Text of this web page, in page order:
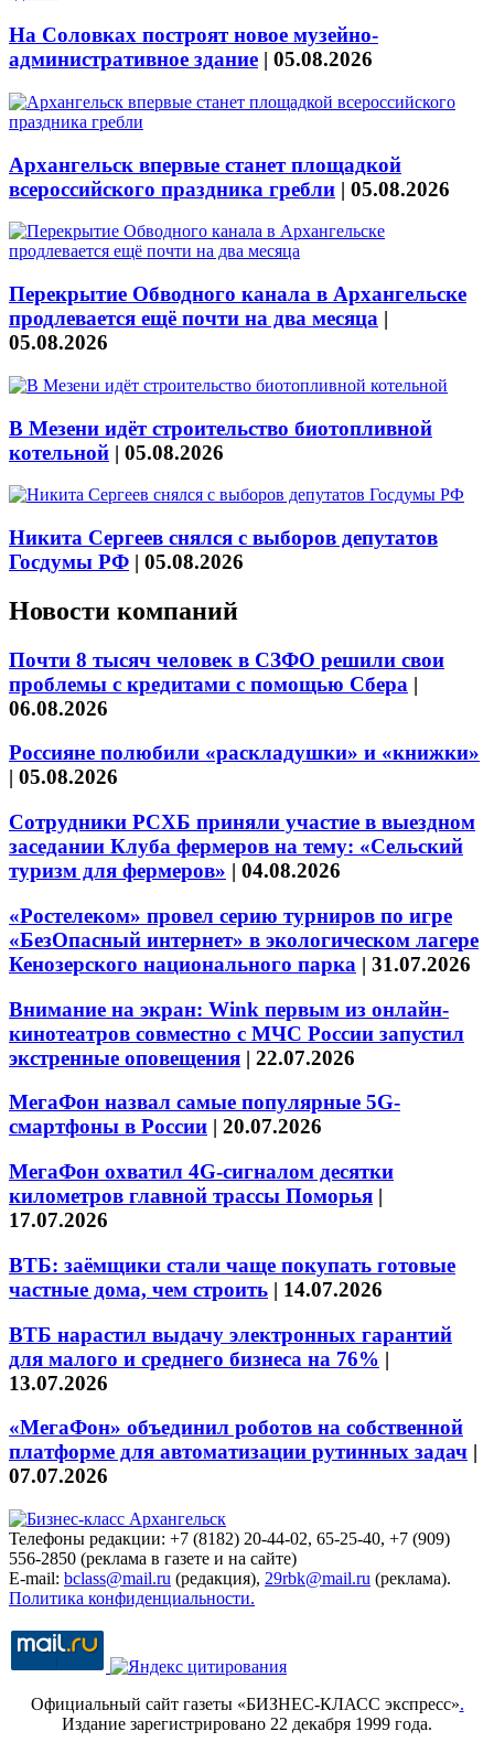
На Соловках построят новое музейно-
административное здание | 05.08.2026
Архангельск впервые станет площадкой
всероссийского праздника гребли | 05.08.2026
Перекрытие Обводного канала в Архангельске
продлевается ещё почти на два месяца |
05.08.2026
В Мезени идёт строительство биотопливной
котельной | 05.08.2026
Никита Сергеев снялся с выборов депутатов
Госдумы РФ | 05.08.2026
Новости компаний
Почти 8 тысяч человек в СЗФО решили свои
проблемы с кредитами с помощью Сбера |
06.08.2026
Россияне полюбили «раскладушки» и «книжки»
| 05.08.2026
Сотрудники РСХБ приняли участие в выездном
заседании Клуба фермеров на тему: «Сельский
туризм для фермеров» | 04.08.2026
«Ростелеком» провел серию турниров по игре
«БезОпасный интернет» в экологическом лагере
Кенозерского национального парка | 31.07.2026
Внимание на экран: Wink первым из онлайн-
кинотеатров совместно с МЧС России запустил
экстренные оповещения | 22.07.2026
МегаФон назвал самые популярные 5G-
смартфоны в России | 20.07.2026
МегаФон охватил 4G-сигналом десятки
километров главной трассы Поморья |
17.07.2026
ВТБ: заёмщики стали чаще покупать готовые
частные дома, чем строить | 14.07.2026
ВТБ нарастил выдачу электронных гарантий
для малого и среднего бизнеса на 76% |
13.07.2026
«МегаФон» объединил роботов на собственной
платформе для автоматизации рутинных задач |
07.07.2026
Телефоны редакции: +7 (8182) 20-44-02, 65-25-40, +7 (909)
556-2850 (реклама в газете и на сайте)
E-mail: bclass@mail.ru (редакция), 29rbk@mail.ru (реклама).
Политика конфиденциальности.
Официальный сайт газеты «БИЗНЕС-КЛАСС экспресс».
Издание зарегистрировано 22 декабря 1999 года.